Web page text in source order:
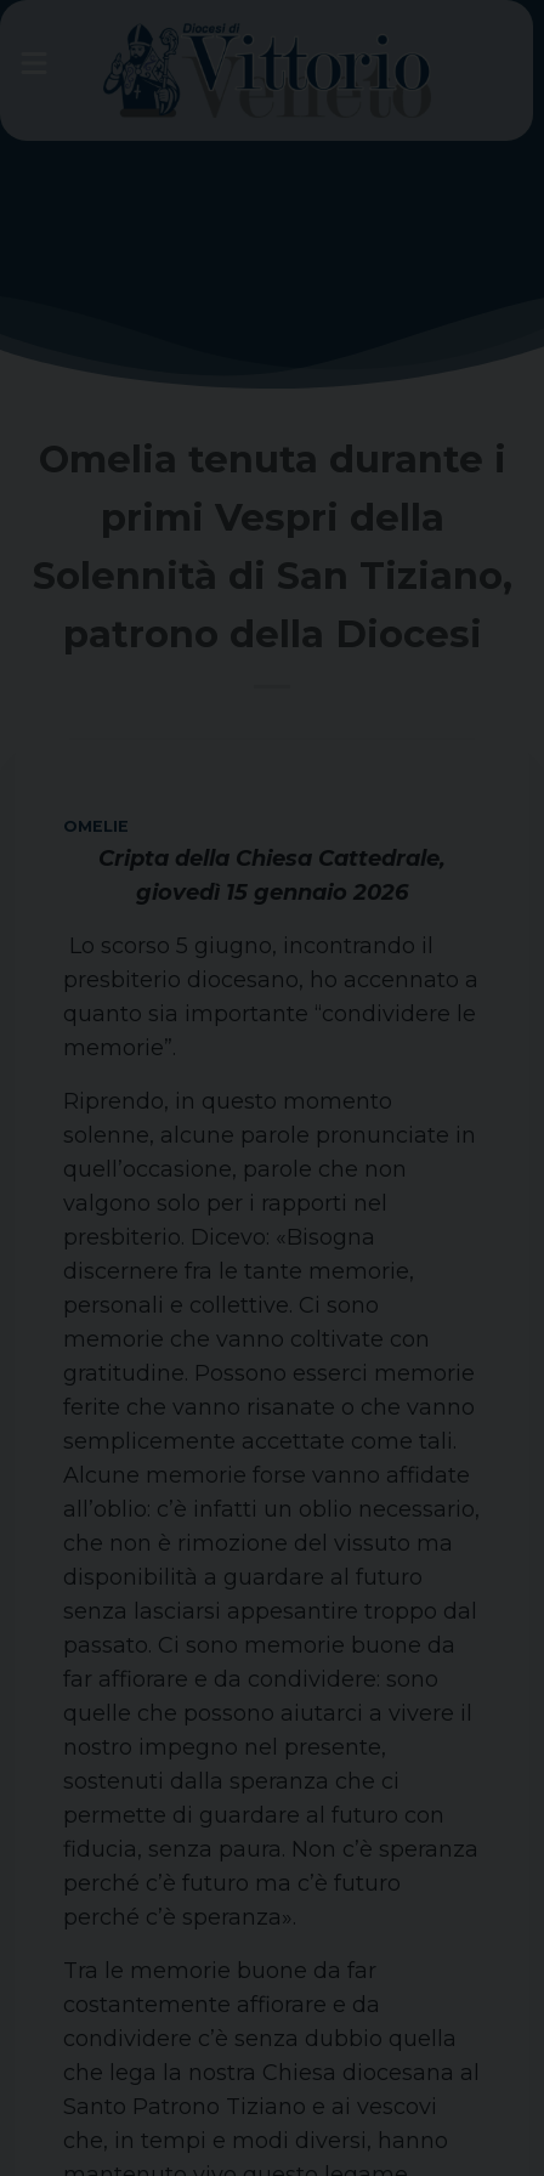
Skip
Omelia tenuta durante i
primi Vespri della
Solennità di San Tiziano,
patrono della Diocesi
OMELIE
Cripta della Chiesa Cattedrale,
giovedì 15 gennaio 2026
Lo scorso 5 giugno, incontrando il
presbiterio diocesano, ho accennato a
quanto sia importante “condividere le
memorie”.
Riprendo, in questo momento
solenne, alcune parole pronunciate in
quell’occasione, parole che non
valgono solo per i rapporti nel
presbiterio. Dicevo: «Bisogna
discernere fra le tante memorie,
personali e collettive. Ci sono
memorie che vanno coltivate con
gratitudine. Possono esserci memorie
ferite che vanno risanate o che vanno
semplicemente accettate come tali.
Alcune memorie forse vanno affidate
all’oblio: c’è infatti un oblio necessario,
che non è rimozione del vissuto ma
disponibilità a guardare al futuro
senza lasciarsi appesantire troppo dal
passato. Ci sono memorie buone da
far affiorare e da condividere: sono
quelle che possono aiutarci a vivere il
nostro impegno nel presente,
sostenuti dalla speranza che ci
permette di guardare al futuro con
fiducia, senza paura. Non c’è speranza
perché c’è futuro ma c’è futuro
perché c’è speranza».
Tra le memorie buone da far
costantemente affiorare e da
condividere c’è senza dubbio quella
che lega la nostra Chiesa diocesana al
Santo Patrono Tiziano e ai vescovi
che, in tempi e modi diversi, hanno